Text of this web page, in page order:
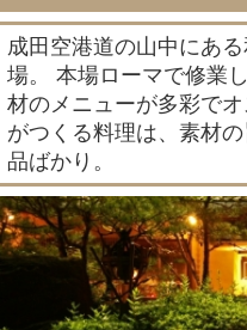
成田空港道の山中にあ
場。 本場ローマで修業
材のメニューが多彩で
がつくる料理は、素材
品ばかり。